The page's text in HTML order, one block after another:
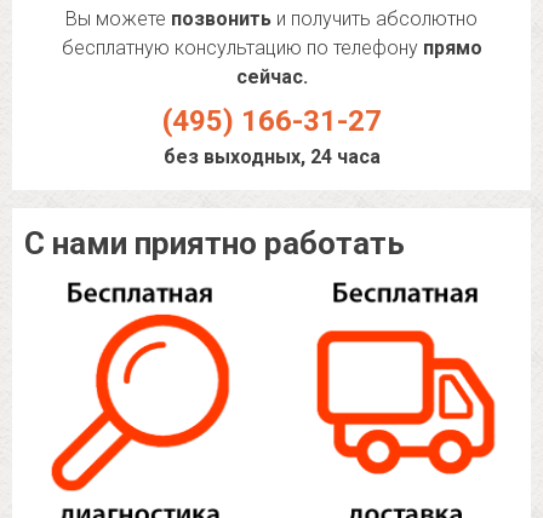
Вы можете позвонить и получить абсолютно
бесплатную консультацию по телефону прямо
сейчас.
(495) 166-31-27
без выходных, 24 часа
С нами приятно работать